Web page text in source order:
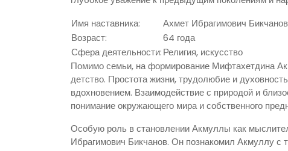
Имя наставника:
Ахмет Ибрагимович Бикчанов
Возраст:
64 года
Сфера деятельности:Религия, искусство
Помимо семьи, на формирование Мифтахетдина
детство. Простота жизни, трудолюбие и
вдохновением. Взаимодействие с природой и
понимание окружающего мира и собственного
Особую роль в становлении Акмуллы как
Ибрагимович Бикчанов. Он познакомил Акмуллу с